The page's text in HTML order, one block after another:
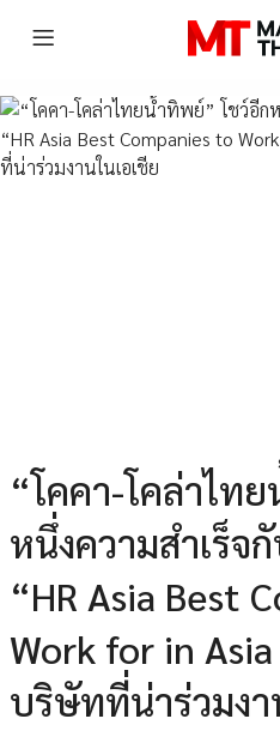
“โคคา-โคล่าไท
หนึ่งความสำเร็จ
“HR Asia Best
Work for in
บริษัทที่น่าร่วมงา